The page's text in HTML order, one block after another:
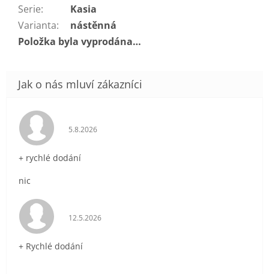
Serie:
Kasia
Varianta:
nástěnná
Položka byla vyprodána…
Hodnocení obchodu je 5 z 5 hvězdiček.
5.8.2026
+ rychlé dodání
nic
Hodnocení obchodu je 5 z 5 hvězdiček.
12.5.2026
+ Rychlé dodání